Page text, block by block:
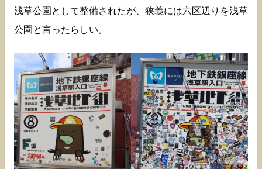
浅草公園として整備されたが、狭義には六区辺りを浅草
公園と言ったらしい。